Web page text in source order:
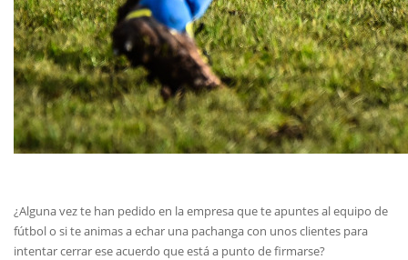
¿Alguna vez te han pedido en la empresa que te apuntes al equipo de
fútbol o si te animas a echar una pachanga con unos clientes para
intentar cerrar ese acuerdo que está a punto de firmarse?